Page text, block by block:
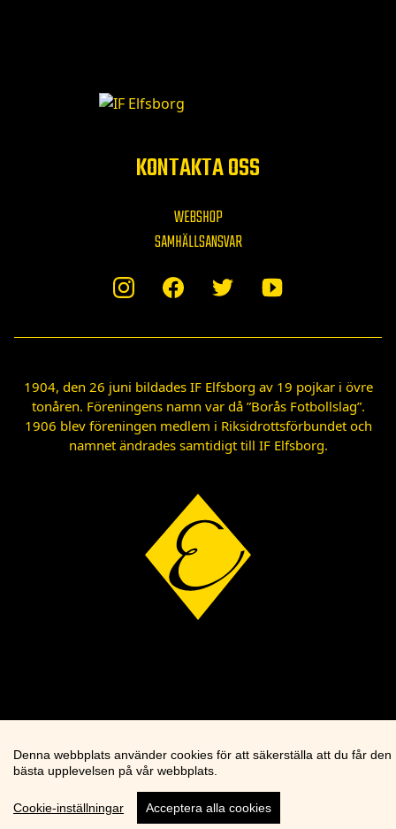
KONTAKTA OSS
WEBSHOP
SAMHÄLLSANSVAR
1904, den 26 juni bildades IF Elfsborg av 19 pojkar i övre
tonåren. Föreningens namn var då ”Borås Fotbollslag”.
1906 blev föreningen medlem i Riksidrottsförbundet och
namnet ändrades samtidigt till IF Elfsborg.
Denna webbplats använder cookies för att säkerställa att du får den
bästa upplevelsen på vår webbplats.
Cookie-inställningar Acceptera alla cookies